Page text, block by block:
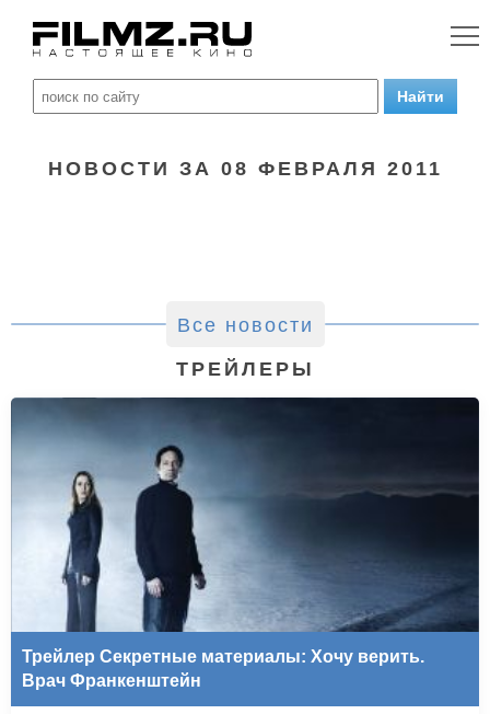
НОВОСТИ ЗА 08 ФЕВРАЛЯ 2011
Все новости
ТРЕЙЛЕРЫ
Трейлер Секретные материалы: Хочу верить.
Врач Франкенштейн